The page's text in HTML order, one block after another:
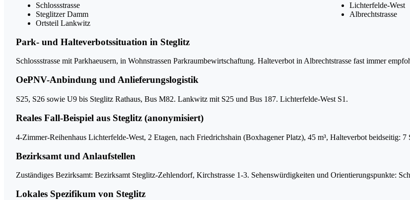
Schlossstrasse
Steglitzer Damm
Ortsteil Lankwitz
Lichterfelde-West
Albrechtstrasse
Park- und Halteverbotssituation in Steglitz
Schlossstrasse mit Parkhaeusern, in Wohnstrassen Parkraumbewirtschaftung. Halteverbot in Albrechtstrasse fast immer
OePNV-Anbindung und Anlieferungslogistik
S25, S26 sowie U9 bis Steglitz Rathaus, Bus M82. Lankwitz mit S25 und Bus 187. Lichterfelde-West S1.
Reales Fall-Beispiel aus Steglitz (anonymisiert)
4-Zimmer-Reihenhaus Lichterfelde-West, 2 Etagen, nach Friedrichshain (Boxhagener Platz), 45 m³, Halteverbot beidseitig:
Bezirksamt und Anlaufstellen
Zuständiges Bezirksamt: Bezirksamt Steglitz-Zehlendorf, Kirchstrasse 1-3. Sehenswürdigkeiten und Orientierungspunkte:
Lokales Spezifikum von Steglitz